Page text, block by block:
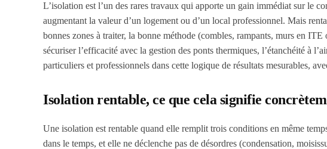
L’isolation est l’un des rares travaux qui apporte un gain immédiat sur le
augmentant la valeur d’un logement ou d’un local professionnel. Mais
bonnes zones à traiter, la bonne méthode (combles, rampants, murs en
sécuriser l’efficacité avec la gestion des ponts thermiques, l’étanchéité à
particuliers et professionnels dans cette logique de résultats mesurables,
Isolation rentable, ce que cela signifie
Une isolation est rentable quand elle remplit trois conditions en même
dans le temps, et elle ne déclenche pas de désordres (condensation,